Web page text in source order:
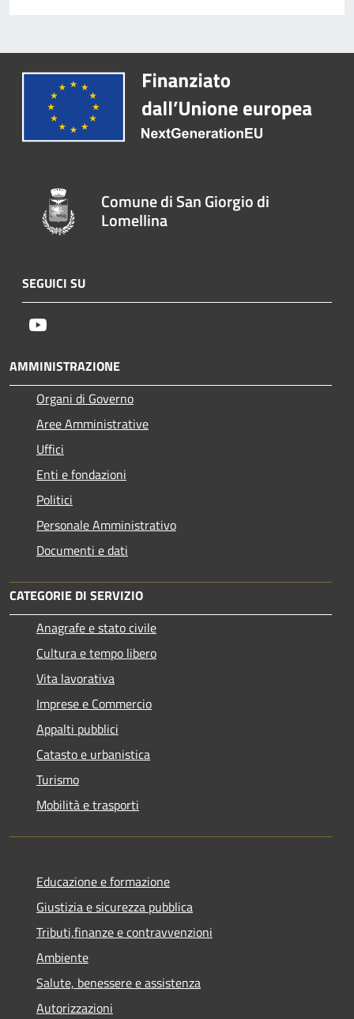
Comune di San Giorgio di
Lomellina
SEGUICI SU
AMMINISTRAZIONE
Organi di Governo
Aree Amministrative
Uffici
Enti e fondazioni
Politici
Personale Amministrativo
Documenti e dati
CATEGORIE DI SERVIZIO
Anagrafe e stato civile
Cultura e tempo libero
Vita lavorativa
Imprese e Commercio
Appalti pubblici
Catasto e urbanistica
Turismo
Mobilità e trasporti
Educazione e formazione
Giustizia e sicurezza pubblica
Tributi,finanze e contravvenzioni
Ambiente
Salute, benessere e assistenza
Autorizzazioni